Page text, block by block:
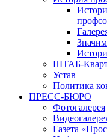
ШТАБ-
Устав
Политика
ПРЕСС-БЮРО
Фотогалерея
Газета